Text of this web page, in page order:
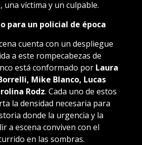
una víctima y un culpable.
para un policial de época
cuenta con un despliegue
a este rompecabezas de
está conformado por Laura
Mike Blanco, Lucas
Rodz. Cada uno de estos
la densidad necesaria para
donde la urgencia y la
a escena conviven con el
en las sombras.